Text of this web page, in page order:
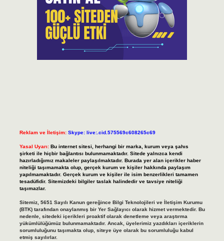
Reklam ve İletişim: Skype: live:.cid.575569c608265c69
Yasal Uyarı: Bu internet sitesi, herhangi bir marka, kurum veya şahıs
şirketi ile hiçbir bağlantısı bulunmamaktadır. Sitede yalnızca kendi
hazırladığımız makaleler paylaşılmaktadır. Burada yer alan içerikler haber
niteliği taşımamakta olup, gerçek kurum ve kişiler hakkında paylaşım
yapılmamaktadır. Gerçek kurum ve kişiler ile isim benzerlikleri tamamen
tesadüfidir. Sitemizdeki bilgiler taslak halindedir ve tavsiye niteliği
taşımazlar.
Sitemiz, 5651 Sayılı Kanun gereğince Bilgi Teknolojileri ve İletişim Kurumu
(BTK) tarafından onaylanmış bir Yer Sağlayıcı olarak hizmet vermektedir. Bu
nedenle, sitedeki içerikleri proaktif olarak denetleme veya araştırma
yükümlülüğümüz bulunmamaktadır. Ancak, üyelerimiz yazdıkları içeriklerin
sorumluluğunu taşımakta olup, siteye üye olarak bu sorumluluğu kabul
etmiş sayılırlar.